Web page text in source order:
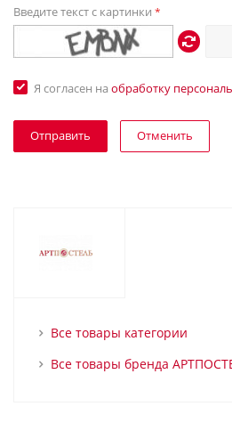
Введите текст с картинки *
Я согласен на обработку
Отменить
Все товары категории
Все товары бренда